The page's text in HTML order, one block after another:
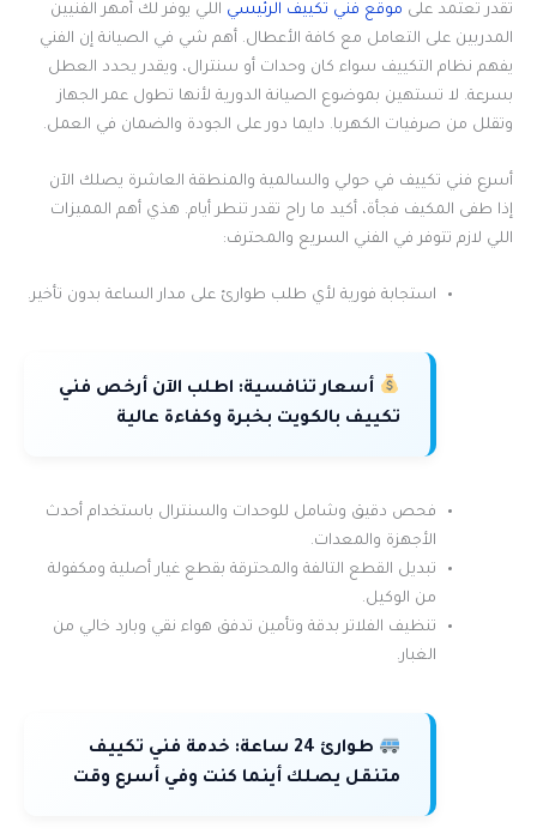
تقدر تعتمد على موقع فني تكييف الرئيسي اللي يوفر لك أمهر الفنيين
المدربين على التعامل مع كافة الأعطال. أهم شي في الصيانة إن الفني
يفهم نظام التكييف سواء كان وحدات أو سنترال، ويقدر يحدد العطل
بسرعة. لا تستهين بموضوع الصيانة الدورية لأنها تطول عمر الجهاز
وتقلل من صرفيات الكهربا. دايما دور على الجودة والضمان في العمل.
أسرع فني تكييف في حولي والسالمية والمنطقة العاشرة يصلك الآن
إذا طفى المكيف فجأة، أكيد ما راح تقدر تنطر أيام. هذي أهم المميزات
اللي لازم تتوفر في الفني السريع والمحترف:
استجابة فورية لأي طلب طوارئ على مدار الساعة بدون تأخير.
أسعار تنافسية: اطلب الآن أرخص فني
تكييف بالكويت بخبرة وكفاءة عالية
فحص دقيق وشامل للوحدات والسنترال باستخدام أحدث
الأجهزة والمعدات.
تبديل القطع التالفة والمحترقة بقطع غيار أصلية ومكفولة
من الوكيل.
تنظيف الفلاتر بدقة وتأمين تدفق هواء نقي وبارد خالي من
الغبار.
طوارئ 24 ساعة:
خدمة فني تكييف
متنقل يصلك أينما كنت وفي أسرع وقت